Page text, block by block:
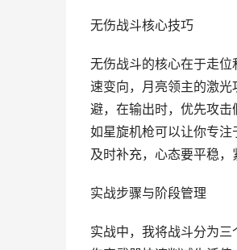
无伤战斗核心技巧
无伤战斗的核心在于走
速变向，月亮领主的激
避，在输出时，优先攻
如星旋机枪可以让你专
及时补充，心态要平稳，
实战步骤与阶段管理
实战中，我将战斗分为